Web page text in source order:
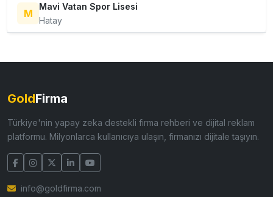
M
Mavi Vatan Spor Lisesi
Hatay
GoldFirma
Türkiye'nin yapay zeka destekli firma rehberi ve dijital reklam
platformu. Milyonlarca kullanıcıya ulaşın, firmanızı dijitale taşıyın.
info@goldfirma.com